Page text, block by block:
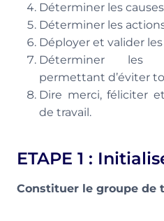
Déterminer les
Déterminer les
Déployer et valider
Déterminer les
permettant d’éviter
Dire merci, féliciter
de travail.
ETAPE 1 :
Constituer le groupe de